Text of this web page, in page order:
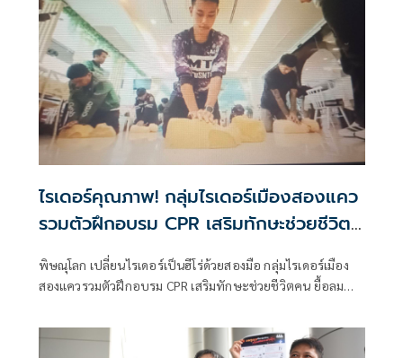
ไรเดอร์คุณภาพ! กลุ่มไรเดอร์เมืองสองแคว
รวมตัวฝึกอบรม CPR เสริมทักษะช่วยชีวิต
พิษณุโลก เปลี่ยนไรเดอร์เป็นฮีโร่ด้วยสองมือ กลุ่มไรเดอร์เมือง
สองแควรวมตัวฝึกอบรม CPR เสริมทักษะช่วยชีวิตคน ยื้อลม